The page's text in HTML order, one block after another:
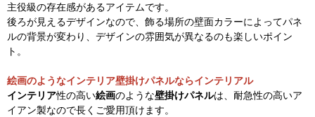
主役級の存在感があるアイテムです。
後ろが見えるデザインなので、飾る場所の壁面カラーによってパネ
ルの背景が変わり、デザインの雰囲気が異なるのも楽しいポイン
ト。
絵画のようなインテリア壁掛けパネルならインテリアル
インテリア性の高い絵画のような壁掛けパネルは、耐急性の高いア
イアン製なので長くご愛用頂けます。